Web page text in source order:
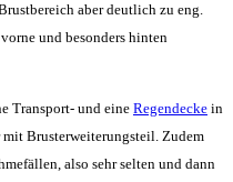
aber deutlich zu eng.
und besonders hinten
Transport- und eine Regendecke in
mit Brusterweiterungsteil. Zudem
also sehr selten und dann